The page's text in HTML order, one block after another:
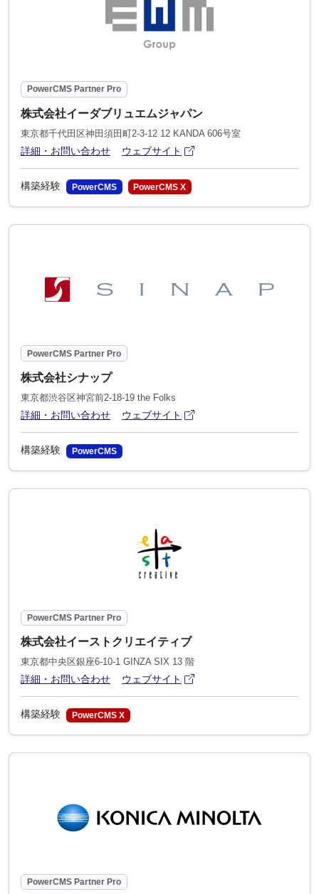
PowerCMS Partner Pro
株式会社イーダブリュエムジャパン
東京都千代田区神田須田町2-3-12 12 KANDA 606号室
詳細・お問い合わせ ウェブサイト
構築経験 PowerCMS PowerCMS X
PowerCMS Partner Pro
株式会社シナップ
東京都渋谷区神宮前2-18-19 the Folks
詳細・お問い合わせ ウェブサイト
構築経験 PowerCMS
PowerCMS Partner Pro
株式会社イーストクリエイティブ
東京都中央区銀座6-10-1 GINZA SIX 13 階
詳細・お問い合わせ ウェブサイト
構築経験 PowerCMS X
PowerCMS Partner Pro